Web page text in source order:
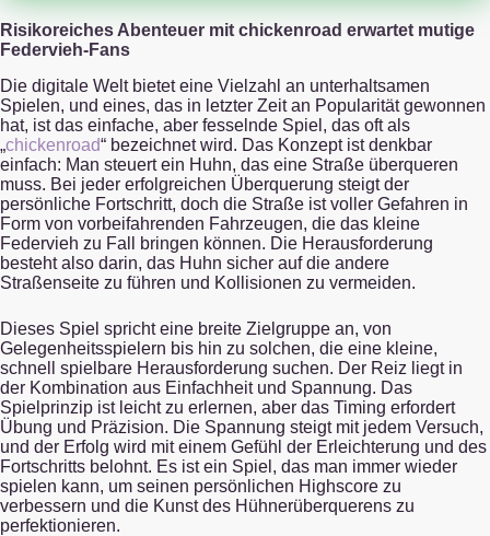
Risikoreiches Abenteuer mit chickenroad erwartet mutige
Federvieh-Fans
Die digitale Welt bietet eine Vielzahl an unterhaltsamen
Spielen, und eines, das in letzter Zeit an Popularität gewonnen
hat, ist das einfache, aber fesselnde Spiel, das oft als
„chickenroad“ bezeichnet wird. Das Konzept ist denkbar
einfach: Man steuert ein Huhn, das eine Straße überqueren
muss. Bei jeder erfolgreichen Überquerung steigt der
persönliche Fortschritt, doch die Straße ist voller Gefahren in
Form von vorbeifahrenden Fahrzeugen, die das kleine
Federvieh zu Fall bringen können. Die Herausforderung
besteht also darin, das Huhn sicher auf die andere
Straßenseite zu führen und Kollisionen zu vermeiden.
Dieses Spiel spricht eine breite Zielgruppe an, von
Gelegenheitsspielern bis hin zu solchen, die eine kleine,
schnell spielbare Herausforderung suchen. Der Reiz liegt in
der Kombination aus Einfachheit und Spannung. Das
Spielprinzip ist leicht zu erlernen, aber das Timing erfordert
Übung und Präzision. Die Spannung steigt mit jedem Versuch,
und der Erfolg wird mit einem Gefühl der Erleichterung und des
Fortschritts belohnt. Es ist ein Spiel, das man immer wieder
spielen kann, um seinen persönlichen Highscore zu
verbessern und die Kunst des Hühnerüberquerens zu
perfektionieren.